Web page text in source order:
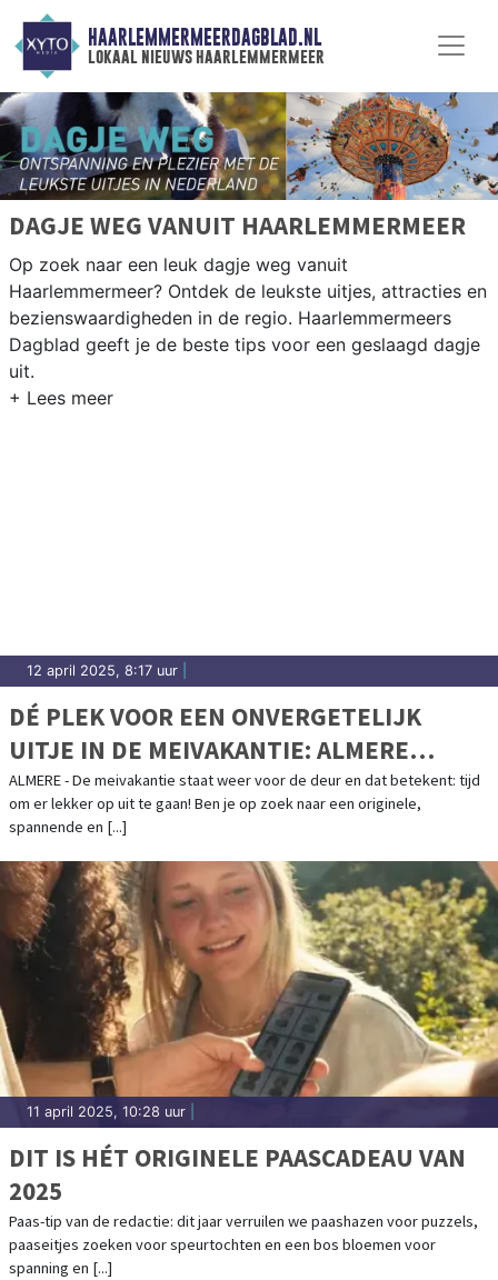
HAARLEMMERMEERDAGBLAD.NL
lokaal nieuws haarlemmermeer
DAGJE WEG VANUIT HAARLEMMERMEER
Op zoek naar een leuk dagje weg vanuit
Haarlemmermeer? Ontdek de leukste uitjes, attracties en
bezienswaardigheden in de regio. Haarlemmermeers
Dagblad geeft je de beste tips voor een geslaagd dagje
uit.
12 april 2025, 8:17 uur
DÉ PLEK VOOR EEN ONVERGETELIJK
UITJE IN DE MEIVAKANTIE: ALMERE
UNDERGROUND
ALMERE - De meivakantie staat weer voor de deur en dat betekent: tijd
om er lekker op uit te gaan! Ben je op zoek naar een originele,
spannende en [...]
11 april 2025, 10:28 uur
DIT IS HÉT ORIGINELE PAASCADEAU VAN
2025
Paas-tip van de redactie: dit jaar verruilen we paashazen voor puzzels,
paaseitjes zoeken voor speurtochten en een bos bloemen voor
spanning en [...]